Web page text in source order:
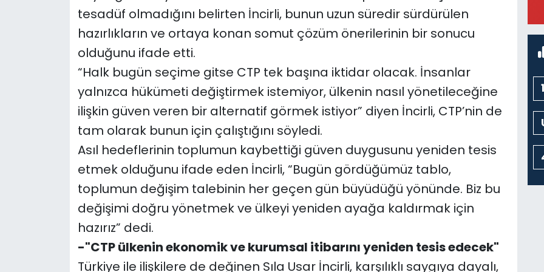
tesadüf olmadığını belirten İncirli, bunun uzun süredir sürdürülen
hazırlıkların ve ortaya konan somut çözüm önerilerinin bir sonucu
olduğunu ifade etti.
“Halk bugün seçime gitse CTP tek başına iktidar olacak. İnsanlar
yalnızca hükümeti değiştirmek istemiyor, ülkenin nasıl yönetileceğine
ilişkin güven veren bir alternatif görmek istiyor” diyen İncirli, CTP’nin de
tam olarak bunun için çalıştığını söyledi.
Asıl hedeflerinin toplumun kaybettiği güven duygusunu yeniden tesis
etmek olduğunu ifade eden İncirli, “Bugün gördüğümüz tablo,
toplumun değişim talebinin her geçen gün büyüdüğü yönünde. Biz bu
değişimi doğru yönetmek ve ülkeyi yeniden ayağa kaldırmak için
hazırız” dedi.
-"CTP ülkenin ekonomik ve kurumsal itibarını yeniden tesis edecek"
Türkiye ile ilişkilere de değinen Sıla Usar İncirli, karşılıklı saygıya dayalı,